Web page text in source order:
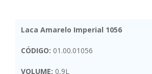
Laca Amarelo Imperial 1056
CÓDIGO: 01.00.01056
VOLUME: 0,9L